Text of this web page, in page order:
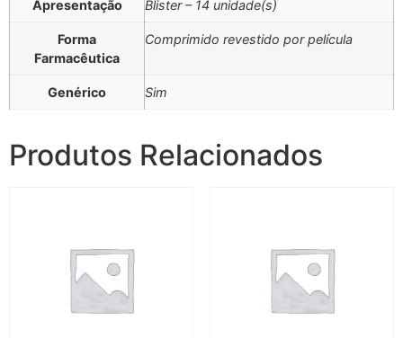
Apresentação Blister – 14 unidade(s)
Forma
Farmacêutica
Comprimido revestido por película
Genérico Sim
Produtos Relacionados